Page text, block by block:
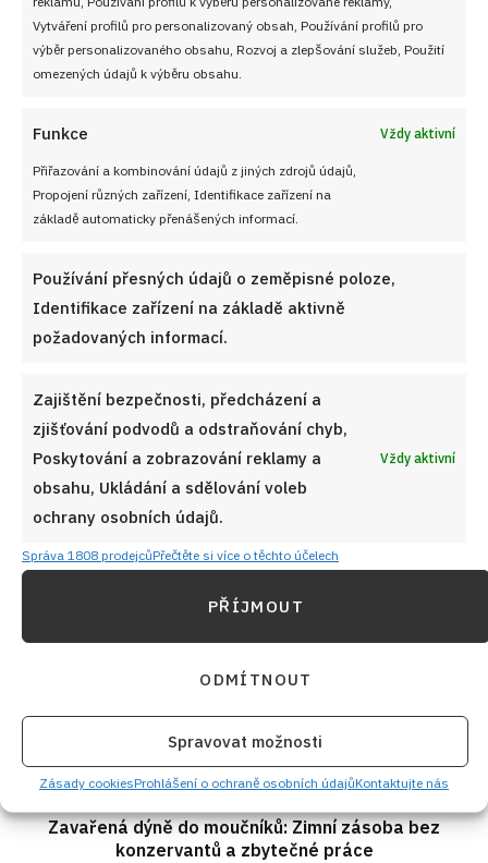
Vytváření profilů pro personalizovaný obsah, Používání profilů pro
výběr personalizovaného obsahu, Rozvoj a zlepšování služeb, Použití
omezených údajů k výběru obsahu.
Funkce Vždy aktivní
Přiřazování a kombinování údajů z jiných zdrojů údajů,
Propojení různých zařízení, Identifikace zařízení na
základě automaticky přenášených informací.
Používání přesných údajů o zeměpisné poloze,
Identifikace zařízení na základě aktivně
požadovaných informací.
Zajištění bezpečnosti, předcházení a
zjišťování podvodů a odstraňování chyb,
Poskytování a zobrazování reklamy a
obsahu, Ukládání a sdělování voleb
ochrany osobních údajů.
Vždy aktivní
Správa 1808 prodejcůPřečtěte si více o těchto účelech
PŘÍJMOUT
ODMÍTNOUT
Spravovat možnosti
Zásady cookiesProhlášení o ochraně osobních údajůKontaktujte nás
Levandulový sirup z levandule lékařské: Fialová letní
zásoba do limonády, čaje i dezertů
6. 8. 2026
Zavařená dýně do moučníků: Zimní zásoba bez
konzervantů a zbytečné práce